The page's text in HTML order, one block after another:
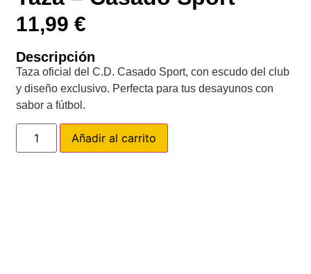
11,99€
Descripción
Taza oficial del C.D. Casado Sport, con escudo del club
y diseño exclusivo. Perfecta para tus desayunos con
sabor a fútbol.
Añadir al carrito